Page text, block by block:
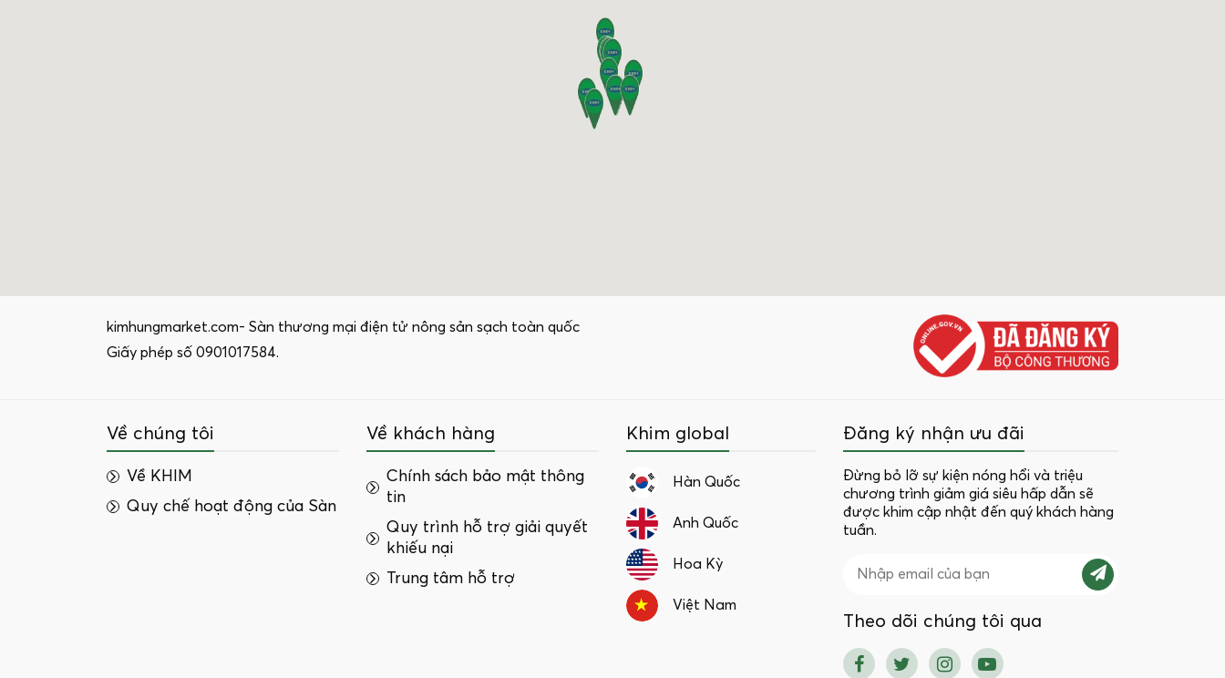
kimhungmarket.com- Sàn thương mại điện tử nông sản sạch toàn quốc
Giấy phép số 0901017584.
Đăng ký nhận ưu đãi
Đừng bỏ lỡ sự kiện nóng hổi và triệu
chương trình giảm giá siêu hấp dẫn sẽ
được khim cập nhật đến quý khách hàng
tuần.
Theo dõi chúng tôi qua
Khim global
Hàn Quốc
Anh Quốc
Hoa Kỳ
Việt Nam
Về chúng tôi
Về KHIM
Quy chế hoạt động của Sàn
Về khách hàng
Chính sách bảo mật thông
tin
Quy trình hỗ trợ giải quyết
khiếu nại
Trung tâm hỗ trợ